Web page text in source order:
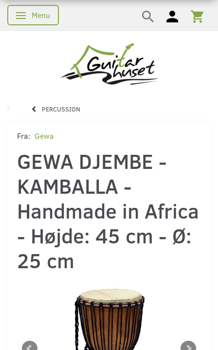
Skifte navigation
Menu
PERCUSSION
Fra: Gewa
GEWA DJEMBE -
KAMBALLA -
Handmade in Africa
- Højde: 45 cm - Ø:
25 cm